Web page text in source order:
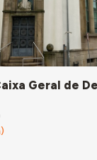
Geral de